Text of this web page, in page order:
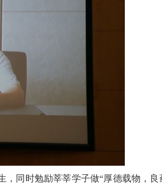
同时勉励莘莘学子做“厚德载物，良